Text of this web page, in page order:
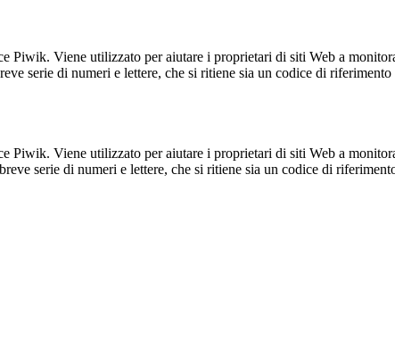
Piwik. Viene utilizzato per aiutare i proprietari di siti Web a
serie di numeri e lettere, che si ritiene sia un codice di
Piwik. Viene utilizzato per aiutare i proprietari di siti Web a
serie di numeri e lettere, che si ritiene sia un codice di